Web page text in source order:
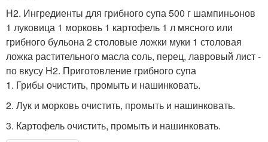
H2. Ингредиенты для грибного супа 500 г шампиньонов
1 луковица 1 морковь 1 картофель 1 л мясного или
грибного бульона 2 столовые ложки муки 1 столовая
ложка растительного масла соль, перец, лавровый лист -
по вкусу H2. Приготовление грибного супа
1. Грибы очистить, промыть и нашинковать.
2. Лук и морковь очистить, промыть и нашинковать.
3. Картофель очистить, промыть и нашинковать.